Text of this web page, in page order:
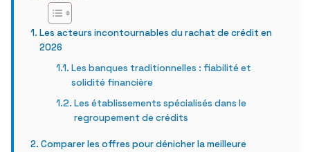
Les acteurs incontournables du rachat de crédit en
2026
Les banques traditionnelles : fiabilité et
solidité financière
Les établissements spécialisés dans le
regroupement de crédits
Comparer les offres pour dénicher la meilleure